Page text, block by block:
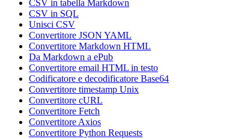
CSV in tabella Markdown
CSV in SQL
Unisci CSV
Convertitore JSON YAML
Convertitore Markdown HTML
Da Markdown a ePub
Convertitore email HTML in testo
Codificatore e decodificatore Base64
Convertitore timestamp Unix
Convertitore cURL
Convertitore Fetch
Convertitore Axios
Convertitore Python Requests